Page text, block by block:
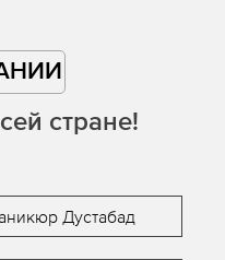
стране!
Дустабад